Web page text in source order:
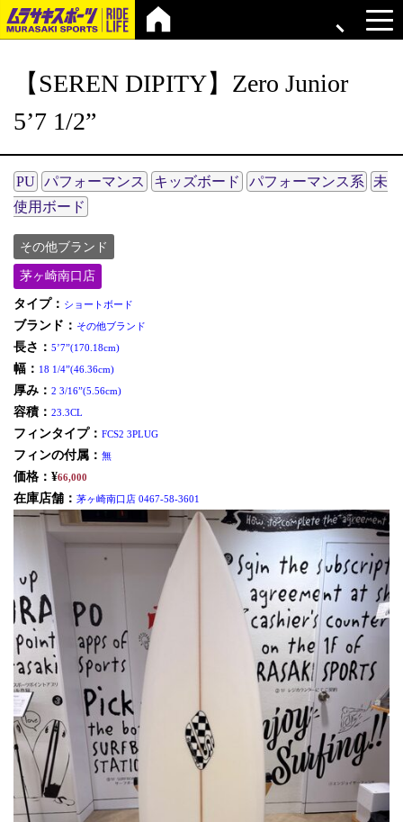
【SEREN DIPITY】Zero Junior
5’7 1/2”
PU パフォーマンス キッズボード パフォーマンス系
未
使用ボード
その他ブランド
茅ヶ崎南口店
タイプ： ショートボード
ブランド： その他ブランド
長さ： 5’7”(170.18cm)
幅： 18 1/4”(46.36cm)
厚み： 2 3/16”(5.56cm)
容積： 23.3CL
フィンタイプ： FCS2 3PLUG
フィンの付属： 無
価格：¥66,000
在庫店舗： 茅ヶ崎南口店 0467-58-3601